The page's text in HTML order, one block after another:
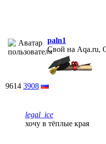
paln1
Свой на Aqa.ru,
9614 3908
legal_ice
хочу в тёплые края